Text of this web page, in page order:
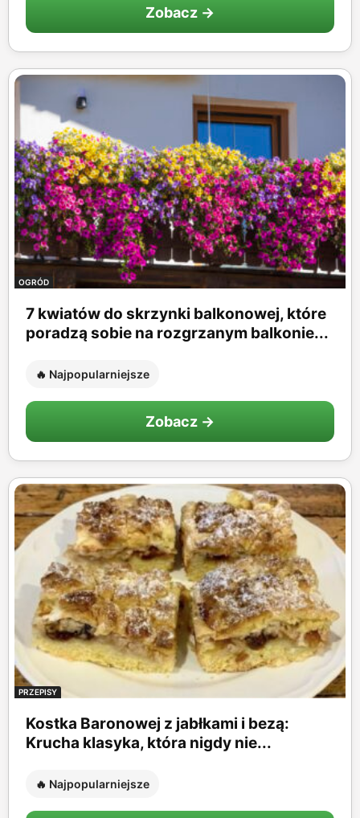
Zobacz →
OGRÓD
7 kwiatów do skrzynki balkonowej, które
poradzą sobie na rozgrzanym balkonie...
🔥 Najpopularniejsze
Zobacz →
PRZEPISY
Kostka Baronowej z jabłkami i bezą:
Krucha klasyka, która nigdy nie...
🔥 Najpopularniejsze